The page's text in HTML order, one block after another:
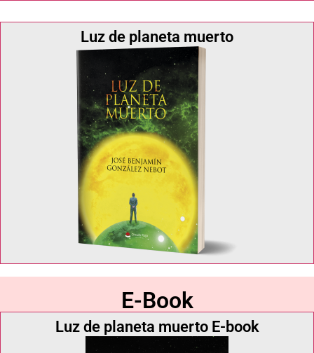
Luz de planeta muerto
E-Book
Luz de planeta muerto E-book